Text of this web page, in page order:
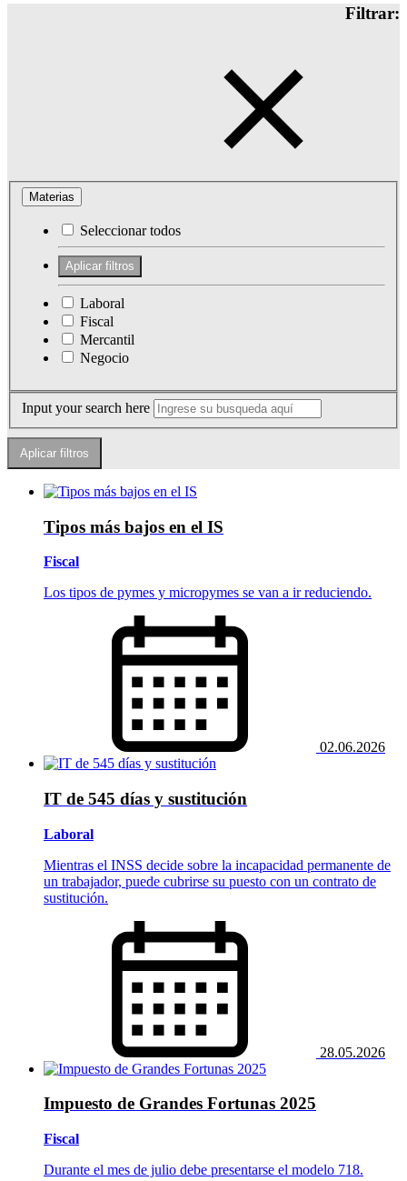
Filtrar:
Materias
Seleccionar todos
Laboral
Fiscal
Mercantil
Negocio
Input your search here
Tipos más bajos en el IS
Fiscal
Los tipos de pymes y micropymes se van a ir reduciendo.
02.06.2026
IT de 545 días y sustitución
Laboral
Mientras el INSS decide sobre la incapacidad permanente de
un trabajador, puede cubrirse su puesto con un contrato de
sustitución.
28.05.2026
Impuesto de Grandes Fortunas 2025
Fiscal
Durante el mes de julio debe presentarse el modelo 718.